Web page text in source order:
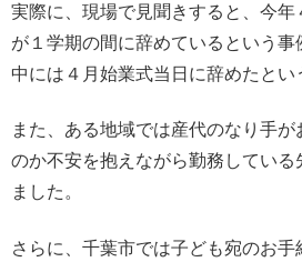
実際に、現場で見聞きすると、今
が１学期の間に辞めているという事
中には４月始業式当日に辞めたとい
また、ある地域では産代のなり手
のか不安を抱えながら勤務している
ました。
さらに、千葉市では子ども宛のお手